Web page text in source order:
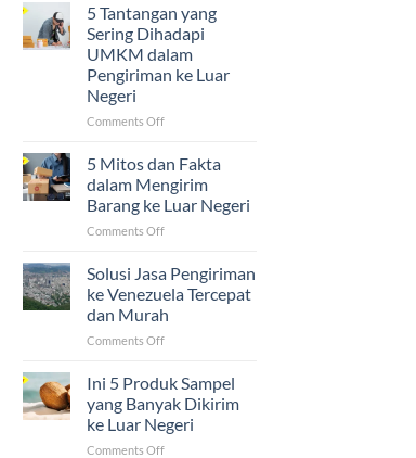
Ijazah,
dan
Sertifikat
ke
Negeri
5 Tantangan yang
Sering Dihadapi
UMKM dalam
Pengiriman ke Luar
Negeri
Comments Offon
Tantangan
yang
Sering
Dihadapi
UMKM
Pengiriman
ke
Luar
Negeri
5 Mitos dan Fakta
dalam Mengirim
Barang ke Luar Negeri
Comments Offon
Mitos
dan
Fakta
dalam
Mengirim
ke
Luar
Negeri
Solusi Jasa Pengiriman
ke Venezuela Tercepat
dan Murah
Comments Offon
Jasa
Pengiriman
ke
Venezuela
Tercepat
Ini 5 Produk Sampel
yang Banyak Dikirim
ke Luar Negeri
Comments Offon